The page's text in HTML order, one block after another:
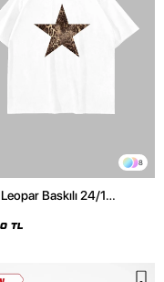
8
Baskılı 24/1
TL